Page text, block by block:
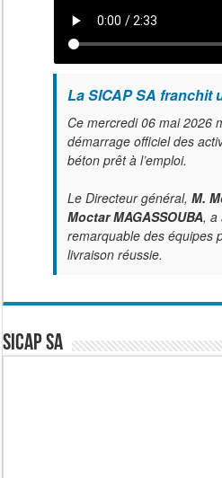
La SICAP SA franchit
Ce mercredi 06 mai 2026
démarrage officiel des
béton prêt à l’emploi.
Le Directeur général, M.
Moctar MAGASSOUBA, a
remarquable des équipes
livraison réussie.
SICAP SA